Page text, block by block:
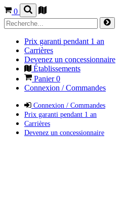
0
Prix garanti pendant 1 an
Carrières
Devenez un concessionnaire
Établissements
Panier0
Connexion / Commandes
Connexion / Commandes
Prix garanti pendant 1 an
Carrières
Devenez un concessionnaire